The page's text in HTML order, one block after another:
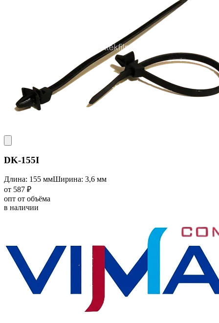
DK-155I
Длина: 155 ммШирина: 3,6 мм
от 587 ₽
опт от объёма
в наличии